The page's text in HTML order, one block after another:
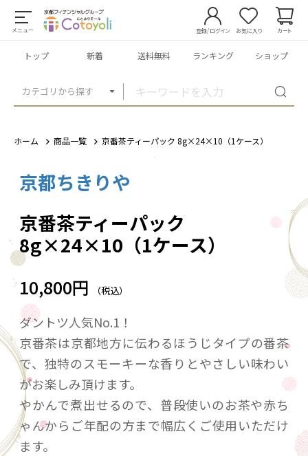
メニュー
カテゴリから探す
登録/ログイン お気に入り カート
トップ 新着 送料無料 ランキング ショップ
ホーム 商品一覧 京番茶ティーパック 8g×24×10（1ケース）
京都ちきりや
京番茶ティーパック
8g×24×10（1ケース）
10,800円 （税込）
ダントツ人気No.1！
京番茶は京都地方に伝わるほうじタイプの番茶
で、独特のスモーキーな香りとやさしい味わい
がお楽しみ頂けます。
やかんで煮出せるので、普段使いのお茶や赤ち
ゃんからご年配の方まで幅広くご使用いただけ
ます。